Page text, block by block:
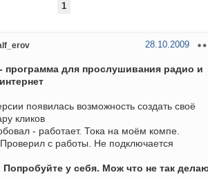
1
28.10.2009
программа для прослушивания радио и
появилась возможность создать своё
кликов
- работает. Тока на моём компе.
с работы. Не подключается
Попробуйте у себя. Мож что не так